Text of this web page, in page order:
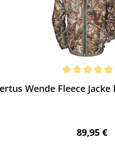
Wende Fleece
89,95 €